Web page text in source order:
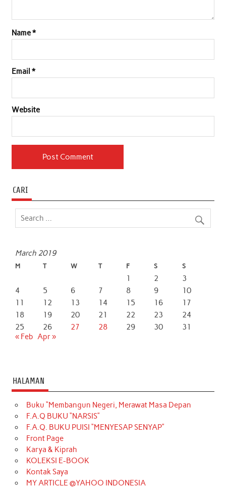
Name*
Email *
Website
CARI
March 2019
M T W T F S S
1 2
3
4
5 6 7 8 9
10
11
12 13 14 15 16
17
18
19 20 21 22 23
24
25
26 27 28 29 30
31
« Feb Apr »
HALAMAN
Buku “Membangun Negeri, Merawat Masa Depan
F.A.Q BUKU “NARSIS”
F.A.Q. BUKU PUISI “MENYESAP SENYAP”
Front Page
Karya & Kiprah
KOLEKSI E-BOOK
Kontak Saya
MY ARTICLE @YAHOO INDONESIA